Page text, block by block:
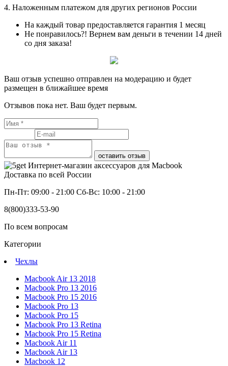
4. Наложенным платежом для других регионов России
На каждый товар предоставляется гарантия 1 месяц
Не понравилось?! Вернем вам деньги в течении 14 дней
со дня заказа!
Ваш отзыв успешно отправлен на модерацию и будет
размещен в ближайшее время
Отзывов пока нет. Ваш будет первым.
оставить отзыв
Интернет-магазин аксессуаров для Macbook
Доставка по всей России
Пн-Пт: 09:00 - 21:00 Сб-Вс: 10:00 - 21:00
8(800)333-53-90
По всем вопросам
Категории
Чехлы
Macbook Air 13 2018
Macbook Pro 13 2016
Macbook Pro 15 2016
Macbook Pro 13
Macbook Pro 15
Macbook Pro 13 Retina
Macbook Pro 15 Retina
Macbook Air 11
Macbook Air 13
Macbook 12